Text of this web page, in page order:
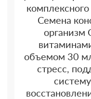
Семена
организм
объемом 30
стресс,